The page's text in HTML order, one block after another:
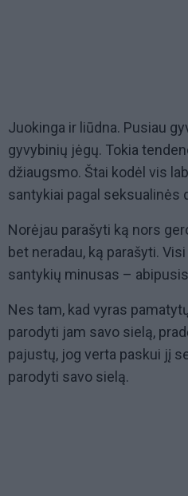
Juokinga ir liūdna. Pusiau
gyvybinių jėgų. Tokia
džiaugsmo. Štai kodėl vis
santykiai pagal seksualinės
Norėjau parašyti ką nors
bet neradau, ką parašyti.
santykių minusas –
Nes tam, kad vyras
parodyti jam savo sielą,
pajustų, jog verta paskui jį
parodyti savo sielą.